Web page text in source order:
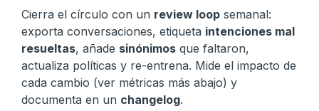
Cierra el círculo con un review loop semanal:
exporta conversaciones, etiqueta intenciones mal
resueltas, añade sinónimos que faltaron,
actualiza políticas y re-entrena. Mide el impacto de
cada cambio (ver métricas más abajo) y
documenta en un changelog.